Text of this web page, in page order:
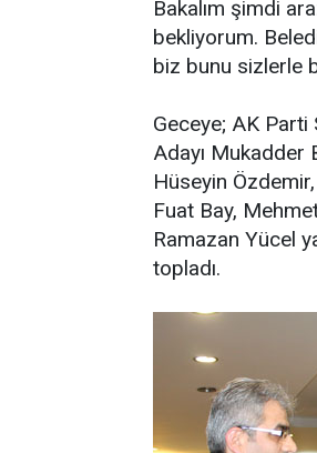
Bakalım şimdi
bekliyorum.
biz bunu sizlerle
Geceye; AK Parti
Adayı Mukadder
Hüseyin
Fuat Bay,
Ramazan Yücel
topladı.